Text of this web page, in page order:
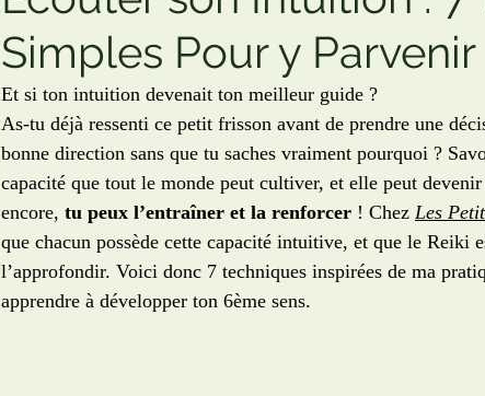
Simples Pour y Parvenir
Et si ton intuition devenait ton meilleur guide ?
As-tu déjà ressenti ce petit frisson avant de prendre une
bonne direction sans que tu saches vraiment pourquoi ?
capacité que tout le monde peut cultiver, et elle peut
encore, tu peux l’entraîner et la renforcer ! Chez Les
que chacun possède cette capacité intuitive, et que le Reiki
l’approfondir. Voici donc 7 techniques inspirées de ma
apprendre à développer ton 6ème sens.